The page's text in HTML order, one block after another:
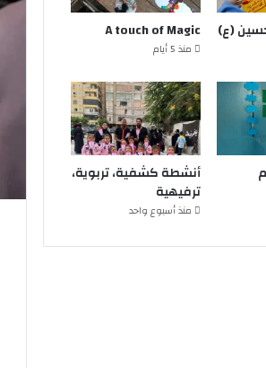
(ع) A touch of Magic
منذ 5 أيام
أنشطة كشفية، تربوية،
ترفيهية
منذ أسبوع واحد